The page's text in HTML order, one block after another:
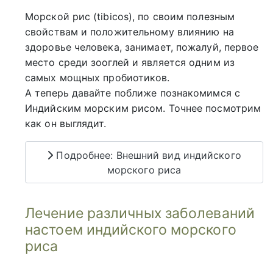
Морской рис (tibicos), по своим полезным
свойствам и положительному влиянию на
здоровье человека, занимает, пожалуй, первое
место среди зооглей и является одним из
самых мощных пробиотиков.
А теперь давайте поближе познакомимся с
Индийским морским рисом. Точнее посмотрим
как он выглядит.
Подробнее: Внешний вид индийского
морского риса
Лечение различных заболеваний
настоем индийского морского
риса